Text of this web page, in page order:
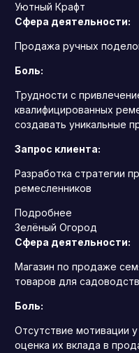
Уютный Крафт
Сфера деятельности:
Продажа ручных
Боль:
Трудности с
квалифицированных
создавать уникальные
Запрос клиента:
Разработка стратегии
ремесленников
Подробнее
Зелёный Огород
Сфера деятельности:
Магазин по продаже
товаров для
Боль:
Отсутствие мотивации
оценка их вклада в